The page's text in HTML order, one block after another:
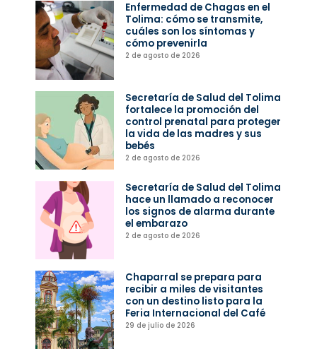
Enfermedad de Chagas en el
Tolima: cómo se transmite,
cuáles son los síntomas y
cómo prevenirla
2 de agosto de 2026
Secretaría de Salud del Tolima
fortalece la promoción del
control prenatal para proteger
la vida de las madres y sus
bebés
2 de agosto de 2026
Secretaría de Salud del Tolima
hace un llamado a reconocer
los signos de alarma durante
el embarazo
2 de agosto de 2026
Chaparral se prepara para
recibir a miles de visitantes
con un destino listo para la
Feria Internacional del Café
29 de julio de 2026